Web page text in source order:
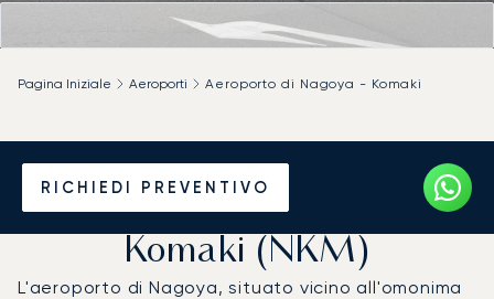
RICHIEDI PREVENTIVO
Pagina Iniziale Aeroporti Aeroporto di Nagoya - Komaki
Noleggio jet privato per
l'Aeroporto di Nagoya -
Komaki (NKM)
L'aeroporto di Nagoya, situato vicino all'omonima